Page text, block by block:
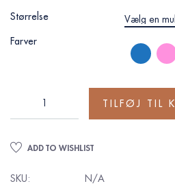
Størrelse
Farver
TILFØJ TIL
ADD TO WISHLIST
SKU:
N/A